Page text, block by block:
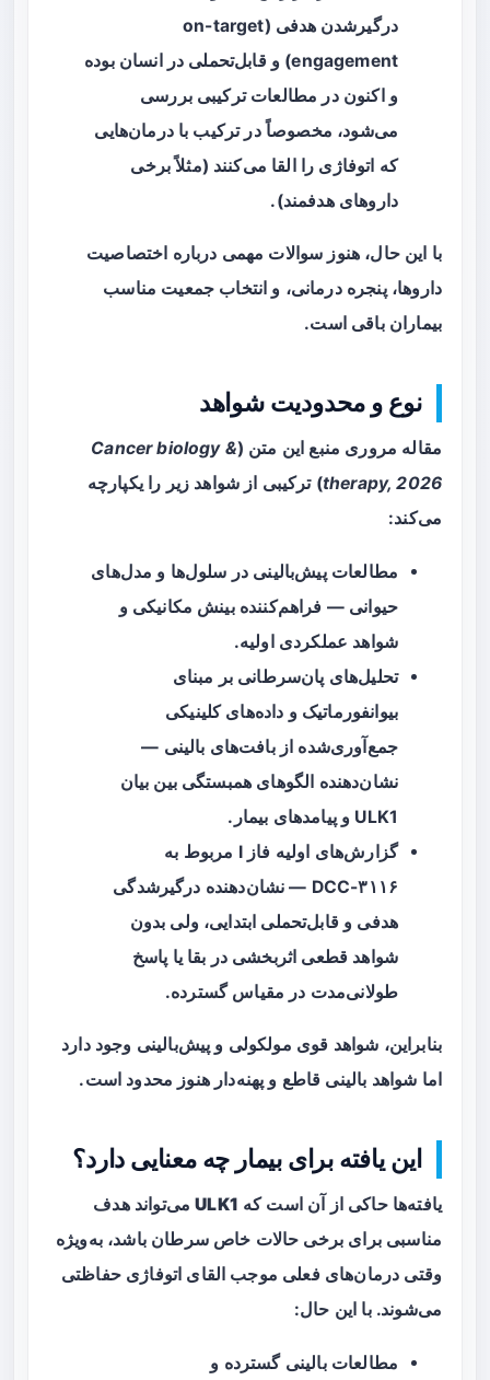
درگیرشدن هدفی
(on-target
engagement) و قابل‌تحملی در انسان بوده
و اکنون در مطالعات ترکیبی بررسی
می‌شود، مخصوصاً در ترکیب با درمان‌هایی
که اتوفاژی را القا می‌کنند (مثلاً برخی
داروهای هدفمند).
با این حال، هنوز سوالات مهمی درباره اختصاصیت
داروها، پنجره درمانی، و انتخاب جمعیت مناسب
بیماران باقی است.
نوع و محدودیت شواهد
مقاله مروری منبع این متن (Cancer biology &
therapy, 2026) ترکیبی از شواهد زیر را یکپارچه
می‌کند:
مطالعات پیش‌بالینی در سلول‌ها و مدل‌های
حیوانی — فراهم‌کننده بینش مکانیکی و
شواهد عملکردی اولیه.
تحلیل‌های پان‌سرطانی بر مبنای
بیوانفورماتیک و داده‌های کلینیکی
جمع‌آوری‌شده از بافت‌های بالینی —
نشان‌دهنده الگوهای همبستگی بین بیان
ULK1 و پیامدهای بیمار.
گزارش‌های اولیه فاز I مربوط به
DCC-۳۱۱۶ — نشان‌دهنده درگیرشدگی
هدفی و قابل‌تحملی ابتدایی، ولی بدون
شواهد قطعی اثربخشی در بقا یا پاسخ
طولانی‌مدت در مقیاس گسترده.
بنابراین، شواهد قوی مولکولی و پیش‌بالینی وجود دارد
اما شواهد بالینی قاطع و پهنه‌دار هنوز محدود است.
این یافته برای بیمار چه معنایی دارد؟
یافته‌ها حاکی از آن است که ULK1می‌تواند هدف
مناسبی برای برخی حالات خاص سرطان باشد، به‌ویژه
وقتی درمان‌های فعلی موجب القای اتوفاژی حفاظتی
می‌شوند. با این حال:
مطالعات بالینی گسترده و